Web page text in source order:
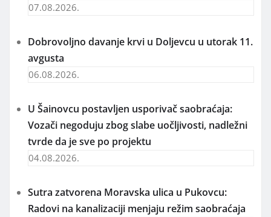
07.08.2026.
Dobrovoljno davanje krvi u Doljevcu u utorak 11.
avgusta
06.08.2026.
U Šainovcu postavljen usporivač saobraćaja:
Vozači negoduju zbog slabe uočljivosti, nadležni
tvrde da je sve po projektu
04.08.2026.
Sutra zatvorena Moravska ulica u Pukovcu:
Radovi na kanalizaciji menjaju režim saobraćaja